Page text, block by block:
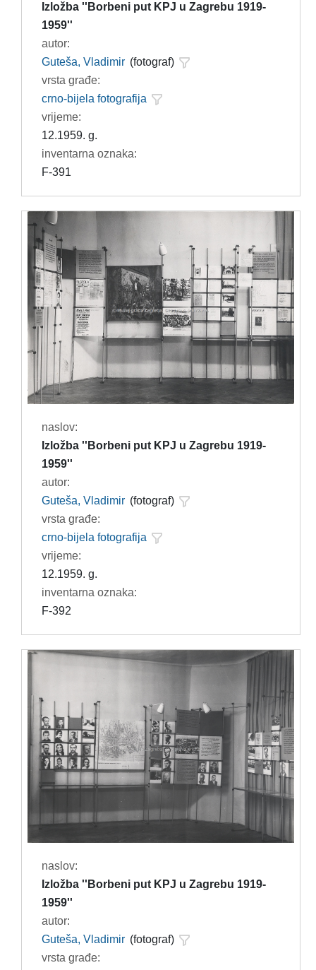
Izložba ''Borbeni put KPJ u Zagrebu 1919-
1959''
autor:
Guteša, Vladimir (fotograf)
vrsta građe:
crno-bijela fotografija
vrijeme:
12.1959. g.
inventarna oznaka:
F-391
naslov:
Izložba ''Borbeni put KPJ u Zagrebu 1919-
1959''
autor:
Guteša, Vladimir (fotograf)
vrsta građe:
crno-bijela fotografija
vrijeme:
12.1959. g.
inventarna oznaka:
F-392
naslov:
Izložba ''Borbeni put KPJ u Zagrebu 1919-
1959''
autor:
Guteša, Vladimir (fotograf)
vrsta građe: